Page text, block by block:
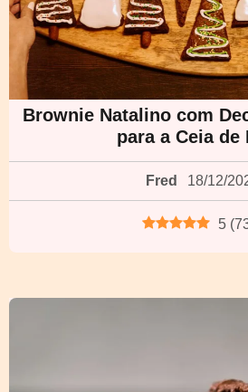
Brownie Natalino com
para a Ceia de
Fred 18/12/
5 (